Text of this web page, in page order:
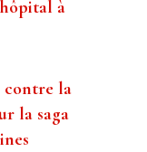
à
contre la
la saga